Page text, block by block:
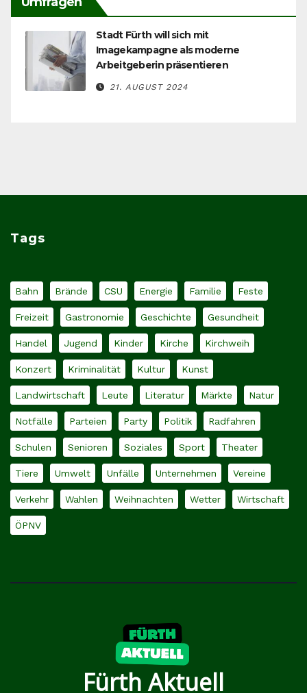
Stadt Fürth will sich mit
Imagekampagne als moderne
Arbeitgeberin präsentieren
21. AUGUST 2024
Tags
Bahn Brände CSU Energie Familie Feste
Freizeit Gastronomie Geschichte Gesundheit
Handel Jugend Kinder Kirche Kirchweih
Konzert Kriminalität Kultur Kunst
Landwirtschaft Leute Literatur Märkte Natur
Notfälle Parteien Party Politik Radfahren
Schulen Senioren Soziales Sport Theater
Tiere Umwelt Unfälle Unternehmen Vereine
Verkehr Wahlen Weihnachten Wetter Wirtschaft
ÖPNV
Fürth Aktuell